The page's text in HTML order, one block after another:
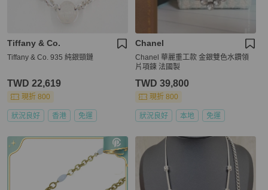
Tiffany & Co.
Tiffany & Co. 935 純銀頸鏈
TWD 22,619
現折 800
狀況良好 香港 免運
Chanel
Chanel 華麗重工款 金銀雙色水鑽領
片項鍊 法國製
TWD 39,800
現折 800
狀況良好 本地 免運